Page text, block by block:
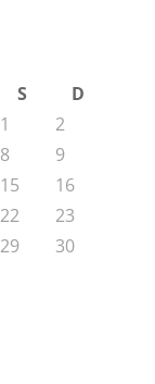
S
D
1
2
8
9
15
16
22
23
29
30